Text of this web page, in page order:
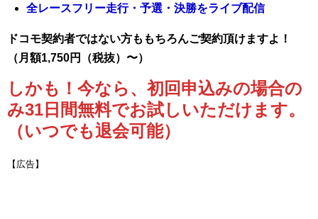
全レースフリー走行・予選・決勝をライブ配信
ドコモ契約者ではない方ももちろんご契約頂けますよ！
（月額1,750円（税抜）〜）
しかも！今なら、初回申込みの場合の
み31日間無料でお試しいただけます。
（いつでも退会可能）
【広告】